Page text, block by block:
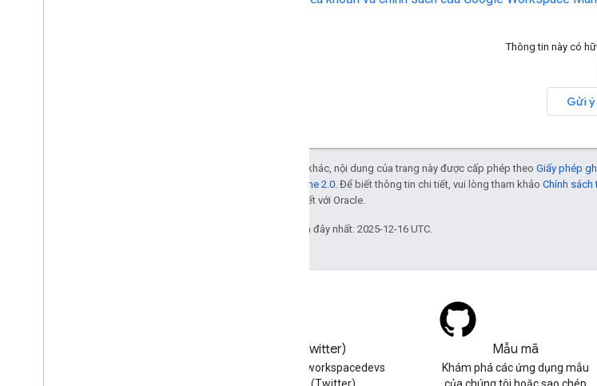
Thông tin này có
Gửi
Trừ phi có lưu ý khác, nội dung của trang này được cấp phép theo Giấy phép
Giấy phép Apache 2.0 . Để biết thông tin chi tiết, vui lòng tham khảo Chính
các đơn vị liên kết với Oracle.
Cập nhật lần gần đây nhất: 2025-12-16 UTC.
X (Twitter)
Theo dõi @workspacedevs
Mẫu mã
Khám phá các ứng dụng mẫu